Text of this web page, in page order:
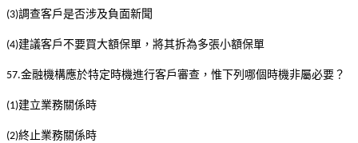
(3)調查客戶是否涉及負面新聞
(4)建議客戶不要買大額保單，將其拆為多張小額保單
57.金融機構應於特定時機進行客戶審查，惟下列哪個時機非屬必要？
(1)建立業務關係時
(2)終止業務關係時